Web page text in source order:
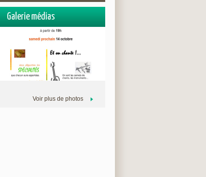
Galerie médias
Voir plus de photos